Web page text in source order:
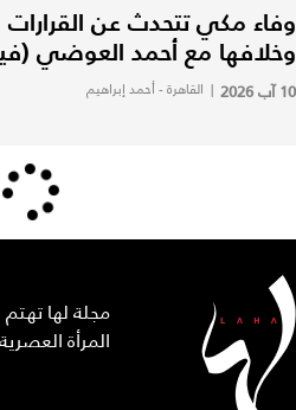
وفاء مكي تتحدث عن
وخلافها مع أحمد العوضي
10 آب 2026 | القاهرة - أحمد إبراهيم
مجلة لها
المرأة